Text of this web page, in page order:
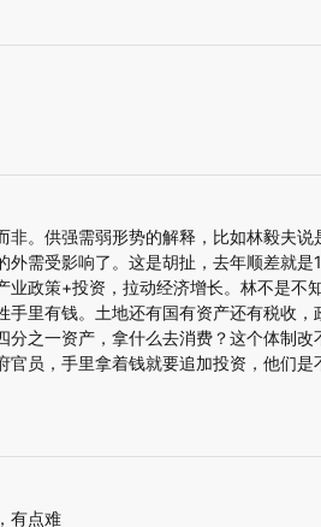
。供强需弱形势的解释，比如林毅夫说
外需受影响了。这是胡扯，去年顺差就是
业政策+投资，拉动经济增长。林不是不
手里有钱。土地还有国有资产还有税收，
分之一资产，拿什么去消费？这个体制改
官员，手里拿着钱就要追加投资，他们是
有点难